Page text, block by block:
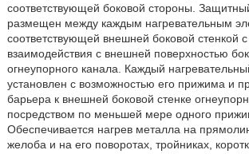
соответствующей боковой стороны.
размещен между каждым нагревательным
соответствующей внешней боковой стенкой
взаимодействия с внешней поверхностью
огнеупорного канала. Каждый
установлен с возможностью его прижима и
барьера к внешней боковой стенке
посредством по меньшей мере одного
Обеспечивается нагрев металла на
желоба и на его поворотах, тройниках,